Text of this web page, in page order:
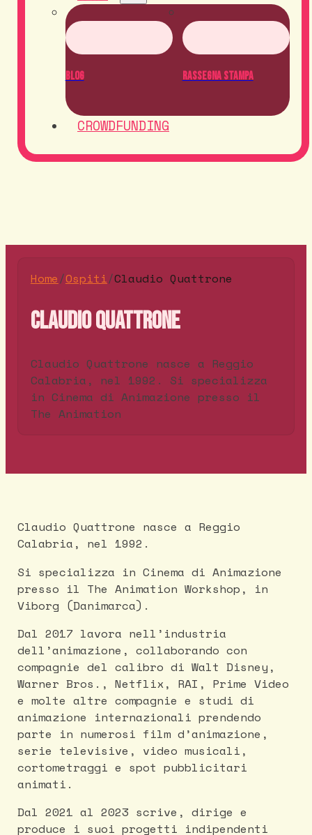
Blog Rassegna Stampa
CROWDFUNDING
Home/Ospiti/Claudio Quattrone
Claudio Quattrone
Claudio Quattrone nasce a Reggio
Calabria, nel 1992. Si specializza
in Cinema di Animazione presso il
The Animation
Claudio Quattrone nasce a Reggio
Calabria, nel 1992.
Si specializza in Cinema di Animazione
presso il The Animation Workshop, in
Viborg (Danimarca).
Dal 2017 lavora nell’industria
dell’animazione, collaborando con
compagnie del calibro di Walt Disney,
Warner Bros., Netflix, RAI, Prime Video
e molte altre compagnie e studi di
animazione internazionali prendendo
parte in numerosi film d’animazione,
serie televisive, video musicali,
cortometraggi e spot pubblicitari
animati.
Dal 2021 al 2023 scrive, dirige e
produce i suoi progetti indipendenti